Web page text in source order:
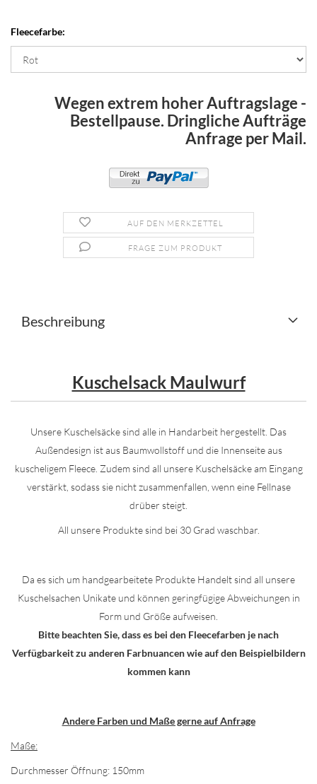
Fleecefarbe:
Wegen extrem hoher Auftragslage -
Bestellpause. Dringliche Aufträge
Anfrage per Mail.
AUF DEN MERKZETTEL
FRAGE ZUM PRODUKT
Beschreibung
Kuschelsack Maulwurf
Unsere Kuschelsäcke sind alle in Handarbeit hergestellt. Das
Außendesign ist aus Baumwollstoff und die Innenseite aus
kuscheligem Fleece. Zudem sind all unsere Kuschelsäcke am Eingang
verstärkt, sodass sie nicht zusammenfallen, wenn eine Fellnase
drüber steigt.
All unsere Produkte sind bei 30 Grad waschbar.
Da es sich um handgearbeitete Produkte Handelt sind all unsere
Kuschelsachen Unikate und können geringfügige Abweichungen in
Form und Größe aufweisen.
Bitte beachten Sie, dass es bei den Fleecefarben je nach
Verfügbarkeit zu anderen Farbnuancen wie auf den Beispielbildern
kommen kann
Andere Farben und Maße gerne auf Anfrage
Maße:
Durchmesser Öffnung: 150mm